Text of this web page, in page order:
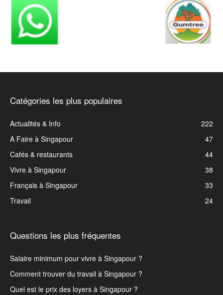
Catégories les plus populaires
Actualités & Info
222
A Faire à Singapour
47
Cafés & restaurants
44
Vivre à Singapour
38
Français à Singapour
33
Travail
24
Questions les plus fréquentes
Salaire minimum pour vivre à Singapour ?
Comment trouver du travail à Singapour ?
Quel est le prix des loyers à Singapour ?